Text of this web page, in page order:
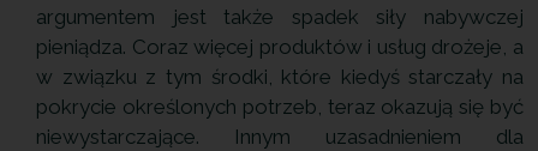
argumentem jest także spadek siły nabywczej
pieniądza. Coraz więcej produktów i usług drożeje, a
w związku z tym środki, które kiedyś starczały na
pokrycie określonych potrzeb, teraz okazują się być
niewystarczające. Innym uzasadnieniem dla